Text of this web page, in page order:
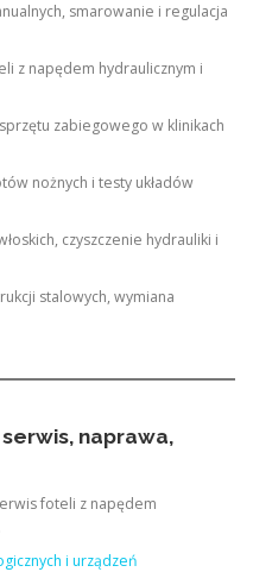
smarowanie i regulacja
z napędem hydraulicznym i
zabiegowego w klinikach
nożnych i testy układów
czyszczenie hydrauliki i
stalowych, wymiana
naprawa,
foteli z napędem
i urządzeń